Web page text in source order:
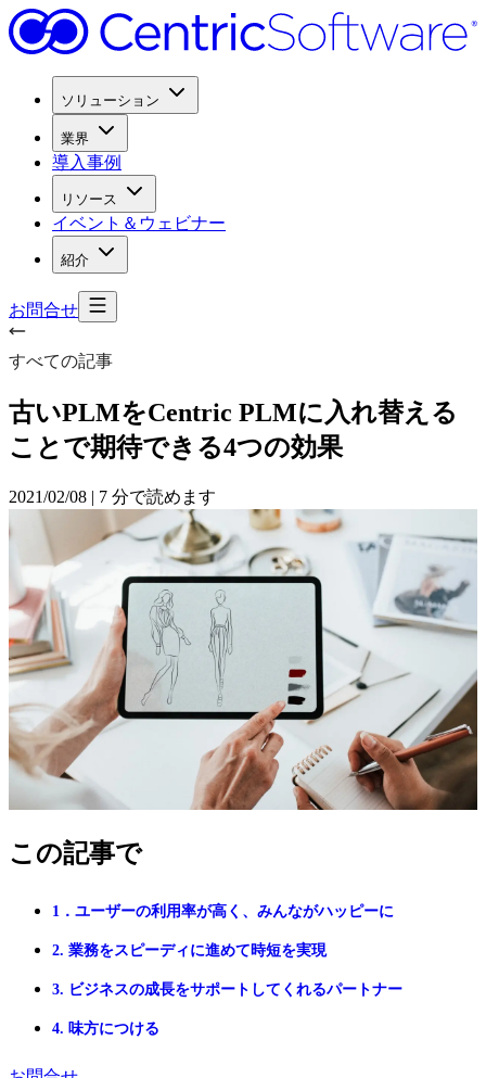
ソリューション
業界
導入事例
リソース
イベント＆ウェビナー
紹介
お問合せ
すべての記事
古いPLMをCentric PLMに入れ替える
ことで期待できる4つの効果
2021/02/08 | 7 分で読めます
この記事で
1．ユーザーの利用率が高く、みんながハッピーに
2. 業務をスピーディに進めて時短を実現
3. ビジネスの成長をサポートしてくれるパートナー
4. 味方につける